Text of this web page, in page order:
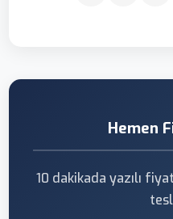
Hemen
10 dakikada yazılı